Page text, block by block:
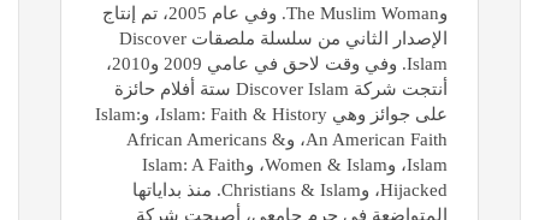
وThe Muslim Woman. وفي عام 2005، تم إنتاج
الإصدار الثاني من سلسلة ملصقات Discover
Islam. وفي وقت لاحق في عامي 2009 و2010،
أنتجت شركة Discover Islam ستة أفلام حائزة
على جوائز وهي Islam: Faith & History، وIslam:
An American Faith، وAfrican Americans &
Islam، وWomen & Islam، وIslam: A Faith
Hijacked، وChristians & Islam. منذ بداياتها
المتواضعة في حرم جامعي، أصبحت شركة